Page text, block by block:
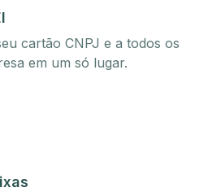
cartão CNPJ e a todos os
em um só lugar.